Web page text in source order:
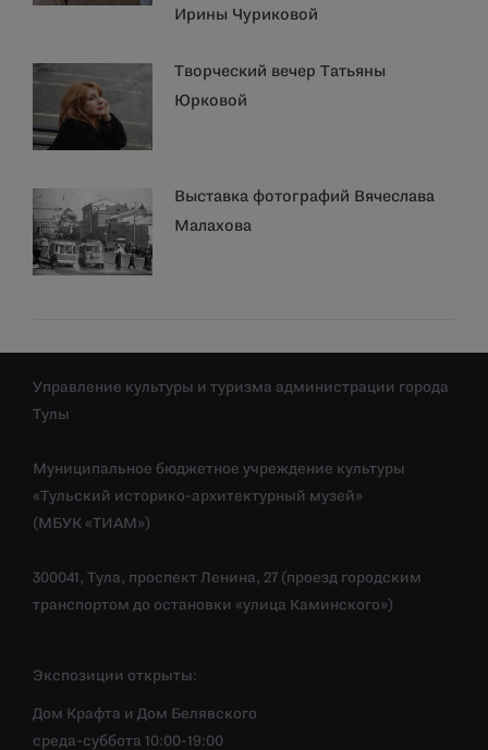
Ирины Чуриковой
Творческий вечер Татьяны
Юрковой
Выставка фотографий Вячеслава
Малахова
Управление культуры и туризма администрации города
Тулы
Муниципальное бюджетное учреждение культуры
«Тульский историко-архитектурный музей»
(МБУК «ТИАМ»)
300041, Тула, проспект Ленина, 27 (проезд городским
транспортом до остановки «улица Каминского»)
Экспозиции открыты:
Дом Крафта и Дом Белявского
среда-суббота 10:00-19:00